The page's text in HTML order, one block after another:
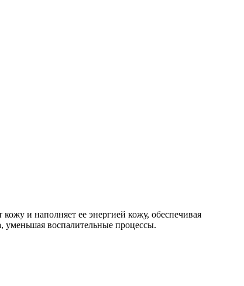
и наполняет ее энергией кожу, обеспечивая
уменьшая воспалительные процессы.